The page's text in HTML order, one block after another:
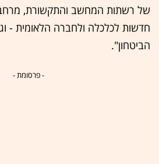
של רשתות המחשב והתקשורת, מרחב
חדשות לכלכלה ולחברה הלאומית -
הביטחון".
- פרסומת -